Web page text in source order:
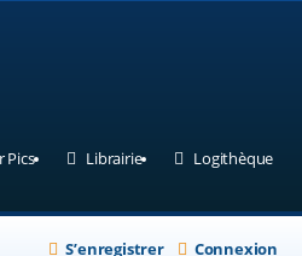
onglet)
Pics(Ouvre un nouvel onglet)
Librairie(Ouvre un nouvel
Logithèque
Connexion
S’enregistrer